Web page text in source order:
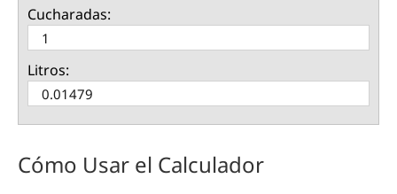
Cucharadas:
Litros:
Cómo Usar el Calculador